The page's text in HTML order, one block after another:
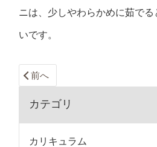
ニは、少しやわらかめに茹で
いです。
前へ
カテゴリ
カリキュラム